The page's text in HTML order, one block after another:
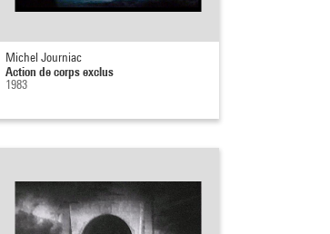
Michel Journiac
Action de corps exclus
1983